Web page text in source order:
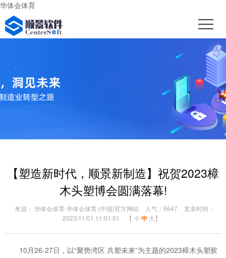
华体会体育
【塑造新时代，顺景新制造】祝贺2023樟
木头塑博会圆满落幕!
来源： 华体会体育-华体会体育·(中国)官方网站 人气：5647
发表时间：
2023/11/01 11:01:51
【 小中 大】
10月26-27日，以“聚势湾区 共塑未来”为主题的2023樟木头塑胶